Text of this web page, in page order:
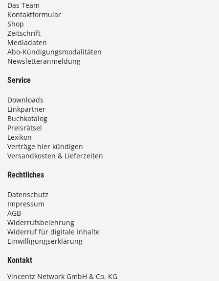
Das Team
Kontaktformular
Shop
Zeitschrift
Mediadaten
Abo-Kündigungsmodalitäten
Newsletteranmeldung
Service
Downloads
Linkpartner
Buchkatalog
Preisrätsel
Lexikon
Verträge hier kündigen
Versandkosten & Lieferzeiten
Rechtliches
Datenschutz
Impressum
AGB
Widerrufsbelehrung
Widerruf für digitale Inhalte
Einwilligungserklärung
Kontakt
Vincentz Network GmbH & Co. KG